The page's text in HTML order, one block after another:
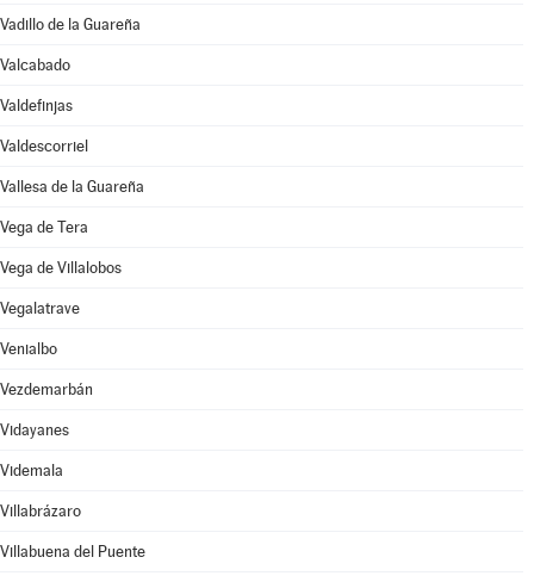
Vadillo de la Guareña
Valcabado
Valdefinjas
Valdescorriel
Vallesa de la Guareña
Vega de Tera
Vega de Villalobos
Vegalatrave
Venialbo
Vezdemarbán
Vidayanes
Videmala
Villabrázaro
Villabuena del Puente